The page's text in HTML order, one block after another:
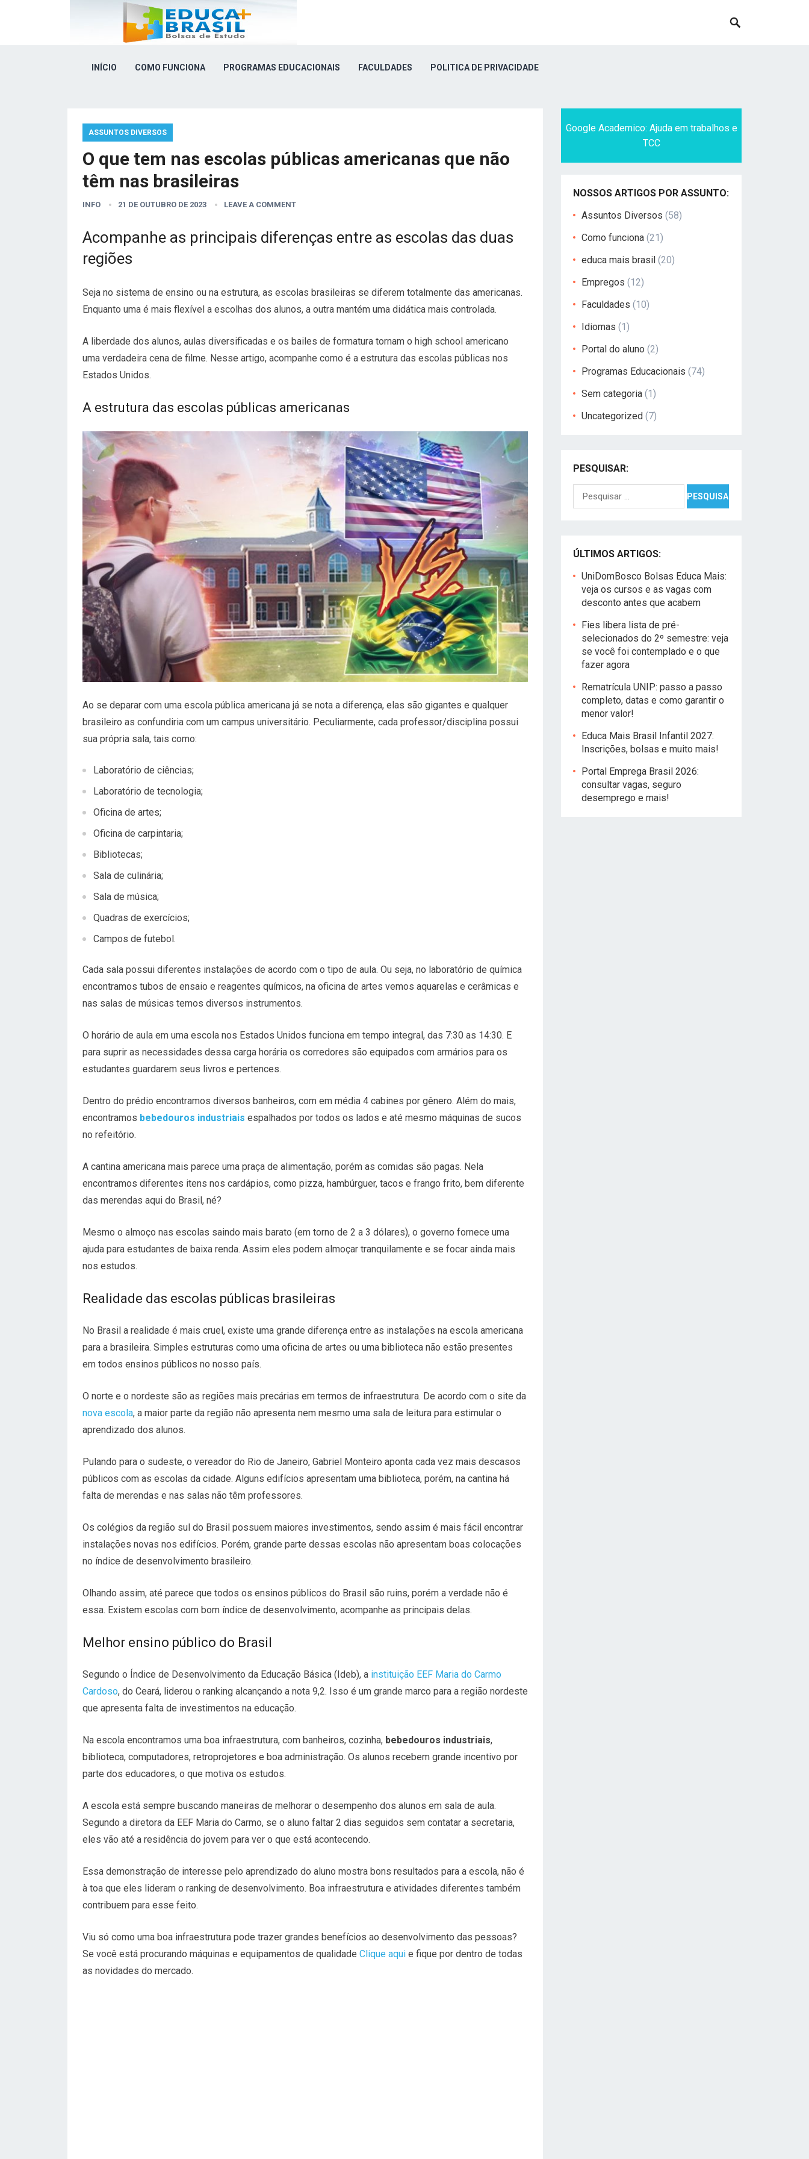
INÍCIO COMO FUNCIONA PROGRAMAS EDUCACIONAIS FACULDADES POLITICA DE PRIVACIDADE
ASSUNTOS DIVERSOS
O que tem nas escolas públicas americanas que não
têm nas brasileiras
INFO 21 DE OUTUBRO DE 2023 LEAVE A COMMENT
Acompanhe as principais diferenças entre as escolas das duas
regiões
Seja no sistema de ensino ou na estrutura, as escolas brasileiras se diferem totalmente das americanas.
Enquanto uma é mais flexível a escolhas dos alunos, a outra mantém uma didática mais controlada.
A liberdade dos alunos, aulas diversificadas e os bailes de formatura tornam o high school americano
uma verdadeira cena de filme. Nesse artigo, acompanhe como é a estrutura das escolas públicas nos
Estados Unidos.
A estrutura das escolas públicas americanas
Ao se deparar com uma escola pública americana já se nota a diferença, elas são gigantes e qualquer
brasileiro as confundiria com um campus universitário. Peculiarmente, cada professor/disciplina possui
sua própria sala, tais como:
Laboratório de ciências;
Laboratório de tecnologia;
Oficina de artes;
Oficina de carpintaria;
Bibliotecas;
Sala de culinária;
Sala de música;
Quadras de exercícios;
Campos de futebol.
Cada sala possui diferentes instalações de acordo com o tipo de aula. Ou seja, no laboratório de química
encontramos tubos de ensaio e reagentes químicos, na oficina de artes vemos aquarelas e cerâmicas e
nas salas de músicas temos diversos instrumentos.
O horário de aula em uma escola nos Estados Unidos funciona em tempo integral, das 7:30 as 14:30. E
para suprir as necessidades dessa carga horária os corredores são equipados com armários para os
estudantes guardarem seus livros e pertences.
Dentro do prédio encontramos diversos banheiros, com em média 4 cabines por gênero. Além do mais,
encontramos bebedouros industriais espalhados por todos os lados e até mesmo máquinas de sucos
no refeitório.
A cantina americana mais parece uma praça de alimentação, porém as comidas são pagas. Nela
encontramos diferentes itens nos cardápios, como pizza, hambúrguer, tacos e frango frito, bem diferente
das merendas aqui do Brasil, né?
Mesmo o almoço nas escolas saindo mais barato (em torno de 2 a 3 dólares), o governo fornece uma
ajuda para estudantes de baixa renda. Assim eles podem almoçar tranquilamente e se focar ainda mais
nos estudos.
Realidade das escolas públicas brasileiras
No Brasil a realidade é mais cruel, existe uma grande diferença entre as instalações na escola americana
para a brasileira. Simples estruturas como uma oficina de artes ou uma biblioteca não estão presentes
em todos ensinos públicos no nosso país.
O norte e o nordeste são as regiões mais precárias em termos de infraestrutura. De acordo com o site da
nova escola, a maior parte da região não apresenta nem mesmo uma sala de leitura para estimular o
aprendizado dos alunos.
Pulando para o sudeste, o vereador do Rio de Janeiro, Gabriel Monteiro aponta cada vez mais descasos
públicos com as escolas da cidade. Alguns edifícios apresentam uma biblioteca, porém, na cantina há
falta de merendas e nas salas não têm professores.
Os colégios da região sul do Brasil possuem maiores investimentos, sendo assim é mais fácil encontrar
instalações novas nos edifícios. Porém, grande parte dessas escolas não apresentam boas colocações
no índice de desenvolvimento brasileiro.
Olhando assim, até parece que todos os ensinos públicos do Brasil são ruins, porém a verdade não é
essa. Existem escolas com bom índice de desenvolvimento, acompanhe as principais delas.
Melhor ensino público do Brasil
Segundo o Índice de Desenvolvimento da Educação Básica (Ideb), a instituição EEF Maria do Carmo
Cardoso, do Ceará, liderou o ranking alcançando a nota 9,2. Isso é um grande marco para a região nordeste
que apresenta falta de investimentos na educação.
Na escola encontramos uma boa infraestrutura, com banheiros, cozinha, bebedouros industriais,
biblioteca, computadores, retroprojetores e boa administração. Os alunos recebem grande incentivo por
parte dos educadores, o que motiva os estudos.
A escola está sempre buscando maneiras de melhorar o desempenho dos alunos em sala de aula.
Segundo a diretora da EEF Maria do Carmo, se o aluno faltar 2 dias seguidos sem contatar a secretaria,
eles vão até a residência do jovem para ver o que está acontecendo.
Essa demonstração de interesse pelo aprendizado do aluno mostra bons resultados para a escola, não é
à toa que eles lideram o ranking de desenvolvimento. Boa infraestrutura e atividades diferentes também
contribuem para esse feito.
Viu só como uma boa infraestrutura pode trazer grandes benefícios ao desenvolvimento das pessoas?
Se você está procurando máquinas e equipamentos de qualidade Clique aqui e fique por dentro de todas
as novidades do mercado.
Google Academico: Ajuda em trabalhos e
TCC
NOSSOS ARTIGOS POR ASSUNTO:
Assuntos Diversos (58)
Como funciona (21)
educa mais brasil (20)
Empregos (12)
Faculdades (10)
Idiomas (1)
Portal do aluno (2)
Programas Educacionais (74)
Sem categoria (1)
Uncategorized (7)
PESQUISAR:
Pesquisar
por:
ÚLTIMOS ARTIGOS:
UniDomBosco Bolsas Educa Mais:
veja os cursos e as vagas com
desconto antes que acabem
Fies libera lista de pré-
selecionados do 2º semestre: veja
se você foi contemplado e o que
fazer agora
Rematrícula UNIP: passo a passo
completo, datas e como garantir o
menor valor!
Educa Mais Brasil Infantil 2027:
Inscrições, bolsas e muito mais!
Portal Emprega Brasil 2026:
consultar vagas, seguro
desemprego e mais!